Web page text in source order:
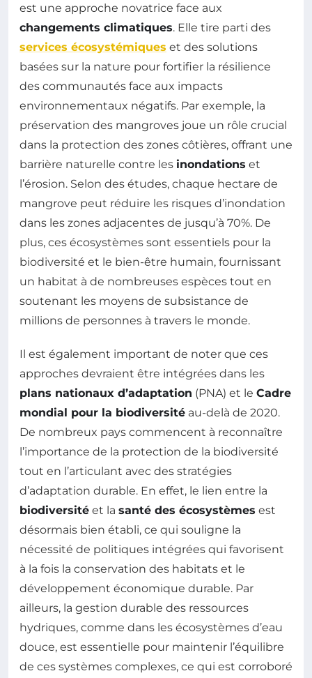
est une approche novatrice face aux
changements climatiques. Elle tire parti des
services écosystémiques et des solutions
basées sur la nature pour fortifier la résilience
des communautés face aux impacts
environnementaux négatifs. Par exemple, la
préservation des mangroves joue un rôle crucial
dans la protection des zones côtières, offrant une
barrière naturelle contre les inondations et
l’érosion. Selon des études, chaque hectare de
mangrove peut réduire les risques d’inondation
dans les zones adjacentes de jusqu’à 70%. De
plus, ces écosystèmes sont essentiels pour la
biodiversité et le bien-être humain, fournissant
un habitat à de nombreuses espèces tout en
soutenant les moyens de subsistance de
millions de personnes à travers le monde.
Il est également important de noter que ces
approches devraient être intégrées dans les
plans nationaux d’adaptation (PNA) et le Cadre
mondial pour la biodiversité au-delà de 2020.
De nombreux pays commencent à reconnaître
l’importance de la protection de la biodiversité
tout en l’articulant avec des stratégies
d’adaptation durable. En effet, le lien entre la
biodiversité et la santé des écosystèmes est
désormais bien établi, ce qui souligne la
nécessité de politiques intégrées qui favorisent
à la fois la conservation des habitats et le
développement économique durable. Par
ailleurs, la gestion durable des ressources
hydriques, comme dans les écosystèmes d’eau
douce, est essentielle pour maintenir l’équilibre
de ces systèmes complexes, ce qui est corroboré